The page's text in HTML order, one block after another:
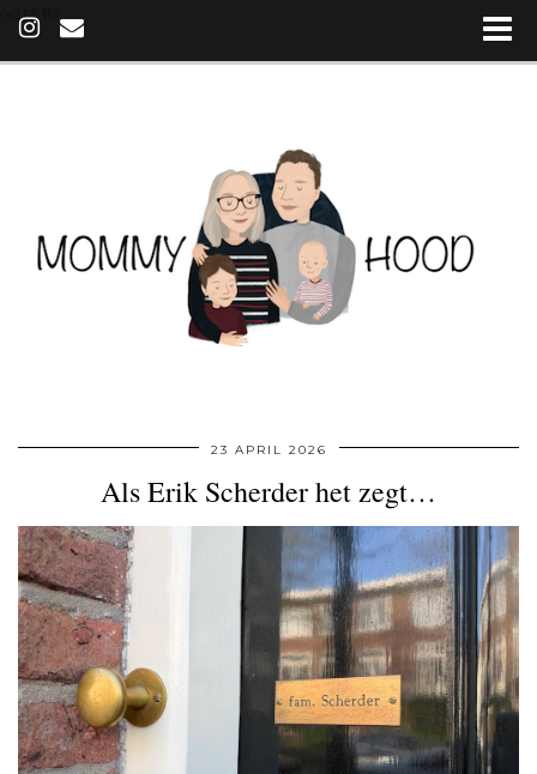
(~215 B)
23 APRIL 2026
Als Erik Scherder het zegt…